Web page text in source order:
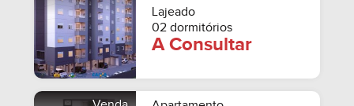
Lajeado
02 dormitórios
A Consultar